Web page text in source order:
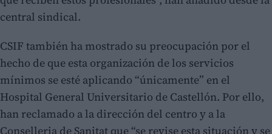
central sindical.
CSIF también ha mostrado su preocupación por el
hecho de que esta organización de los servicios
mínimos se esté aplicando “únicamente” en el
Hospital General Universitario de Castellón. Por ello,
han reclamado a la dirección del centro y a la
Conselleria de Sanitat que “se revise esta situación y se